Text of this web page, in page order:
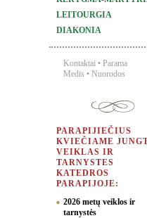
LEITOURGIA
DIAKONIA
Kontaktai • Parama
Medis • Nuorodos
PARAPIJIEČIUS
KVIEČIAME
VEIKLAS IR
TARNYSTES
KATEDROS
PARAPIJOJE:
2026 metų veiklos ir
tarnystės